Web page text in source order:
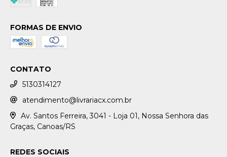
FORMAS DE ENVIO
CONTATO
5130314127
atendimento@livrariacx.com.br
Av. Santos Ferreira, 3041 - Loja 01, Nossa Senhora das
Graças, Canoas/RS
REDES SOCIAIS